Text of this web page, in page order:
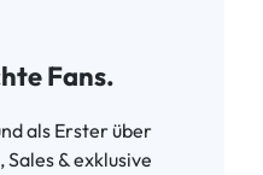
Fans.
als Erster über
Sales & exklusive